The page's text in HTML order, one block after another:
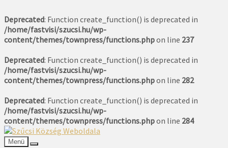
Deprecated: Function create_function() is deprecated in
/home/fastvisi/szucsi.hu/wp-
content/themes/townpress/functions.phpon line 237
Deprecated: Function create_function() is deprecated in
/home/fastvisi/szucsi.hu/wp-
content/themes/townpress/functions.phpon line 282
Deprecated: Function create_function() is deprecated in
/home/fastvisi/szucsi.hu/wp-
content/themes/townpress/functions.phpon line 284
Menü